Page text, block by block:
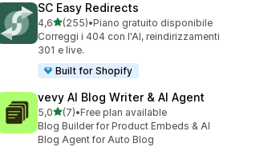
SC Easy Redirects
4,6stelle su 5
(255)
255 recensioni totali
•Piano gratuito disponibile
Correggi i 404 con l'AI, reindirizzamenti
301 e live.
Built for Shopify
vevy AI Blog Writer & AI Agent
5,0stelle su 5
(7)
7 recensioni totali
•Free plan available
Blog Builder for Product Embeds & AI
Blog Agent for Auto Blog